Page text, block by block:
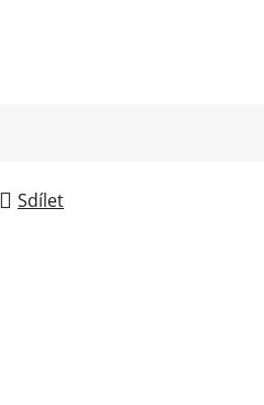
Sdílet